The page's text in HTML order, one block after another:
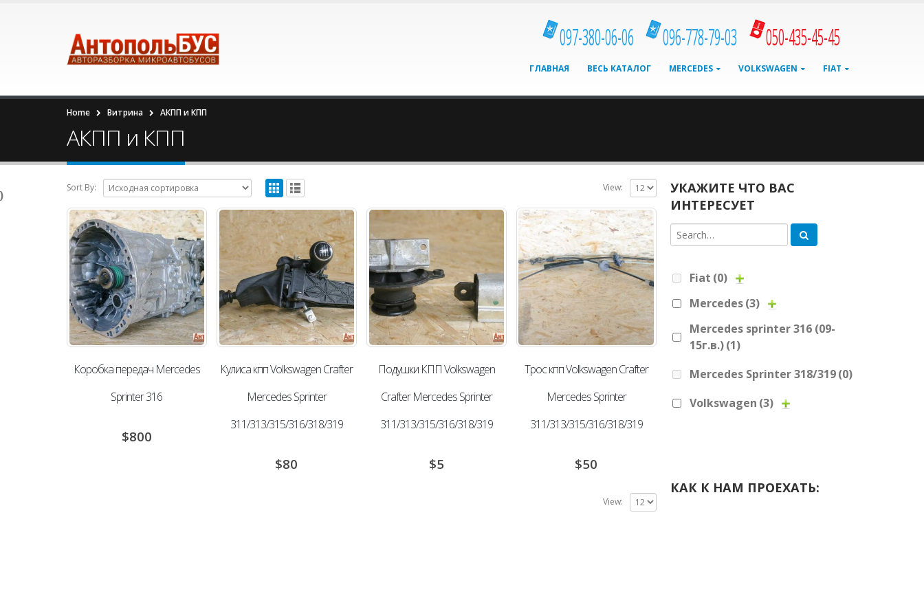
097-380-06-06 096-778-79-03 050-435-45-45
ГЛАВНАЯ ВЕСЬ КАТАЛОГ MERCEDES VOLKSWAGEN FIAT
Home Витрина АКПП и КПП
АКПП и КПП
Sort By: View:
Коробка передач Mercedes
Sprinter 316
$800
Кулиса кпп Volkswagen Сrafter
Mercedes Sprinter
311/313/315/316/318/319
$80
Подушки КПП Volkswagen
Сrafter Mercedes Sprinter
311/313/315/316/318/319
$5
Трос кпп Volkswagen Сrafter
Mercedes Sprinter
311/313/315/316/318/319
$50
View:
УКАЖИТЕ ЧТО ВАС
ИНТЕРЕСУЕТ
Fiat (0)
Mercedes (3)
Mercedes sprinter 316 (09-
15г.в.) (1)
Mercedes Sprinter 318/319 (0)
Volkswagen (3)
КАК К НАМ ПРОЕХАТЬ: